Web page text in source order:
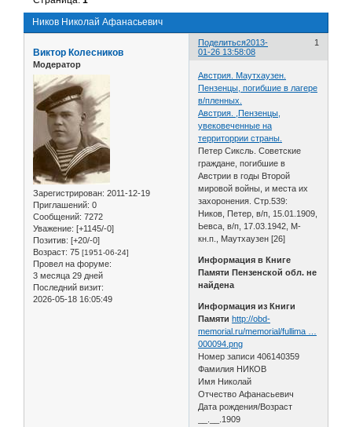
Ников Николай Афанасьевич
Поделиться 1
2013-
01-26 13:58:08
Виктор Колесников
Модератор
Зарегистрирован: 2011-12-19
Приглашений: 0
Сообщений: 7272
Уважение: [+1145/-0]
Позитив: [+20/-0]
Возраст: 75 [1951-06-24]
Провел на форуме:
3 месяца 29 дней
Последний визит:
2026-05-18 16:05:49
Австрия. Маутхаузен.
Пензенцы, погибшие в лагере
в/пленных.
Австрия. ,Пензенцы,
увековеченные на
территоррии страны.
Петер Сиксль. Советские
граждане, погибшие в
Австрии в годы Второй
мировой войны, и места их
захоронения. Стр.539:
Ников, Петер, в/п, 15.01.1909,
Ьевса, в/п, 17.03.1942, М-
кн.п., Маутхаузен [26]
Информация в Книге
Памяти Пензенской обл. не
найдена
Информация из Книги
Памяти http://obd-
memorial.ru/memorial/fullima …
000094.png
Номер записи 406140359
Фамилия НИКОВ
Имя Николай
Отчество Афанасьевич
Дата рождения/Возраст
__.__.1909